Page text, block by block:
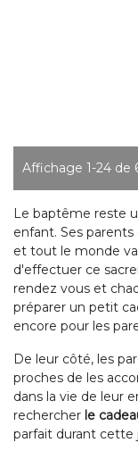
Affichage 1-24 de
Le baptême reste
enfant. Ses
et tout le monde
d'effectuer ce
rendez vous et
préparer un petit
encore pour les
De leur côté, les
proches de les
dans la vie de leur
rechercher le
parfait durant cette